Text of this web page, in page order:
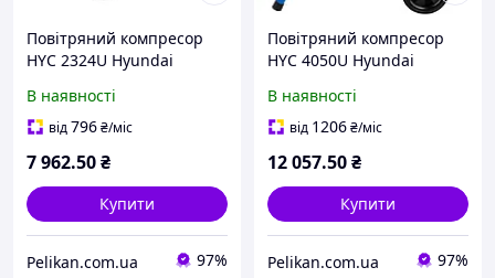
Повітряний компресор
HYC 2324U Hyundai
В наявності
від796₴/міс
7 962.50₴
Купити
Pelikan.com.ua 97%
Повітряний компресор
HYC 4050U Hyundai
В наявності
від 1206₴/міс
12 057.50₴
Купити
Pelikan.com.ua 97%